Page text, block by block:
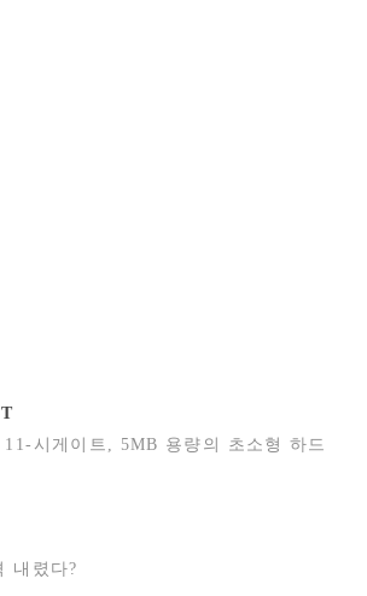
시게이트, 5MB 용량의 초소형 하드
내렸다?